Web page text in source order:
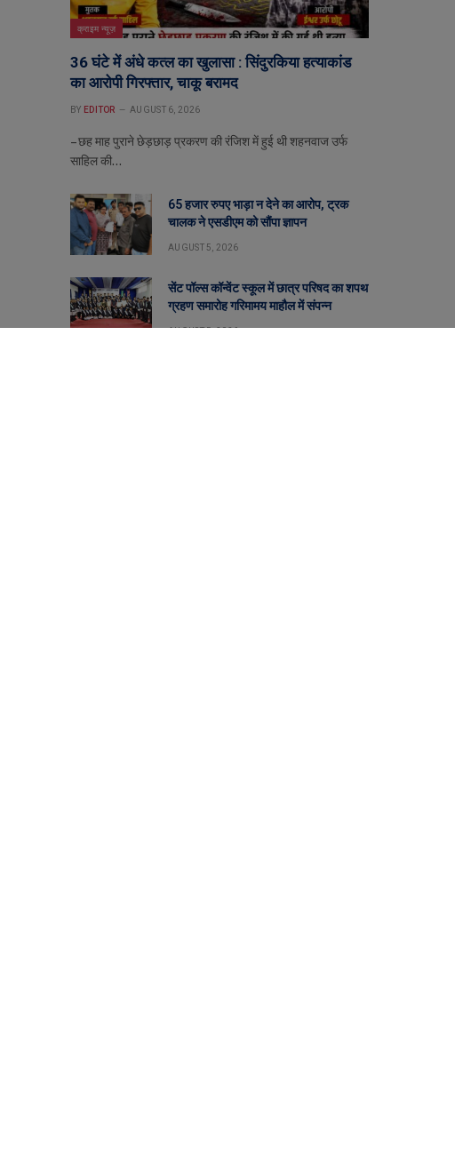
क्राइम न्यूज़
36 घंटे में अंधे कत्ल का खुलासा : सिंदुरकिया हत्याकांड
का आरोपी गिरफ्तार, चाकू बरामद
BY EDITOR AUGUST 6, 2026
– छह माह पुराने छेड़छाड़ प्रकरण की रंजिश में हुई थी शहनवाज उर्फ
साहिल की…
65 हजार रुपए भाड़ा न देने का आरोप, ट्रक
चालक ने एसडीएम को सौंपा ज्ञापन
AUGUST 5, 2026
सेंट पॉल्स कॉन्वेंट स्कूल में छात्र परिषद का शपथ
ग्रहण समारोह गरिमामय माहौल में संपन्न
AUGUST 5, 2026